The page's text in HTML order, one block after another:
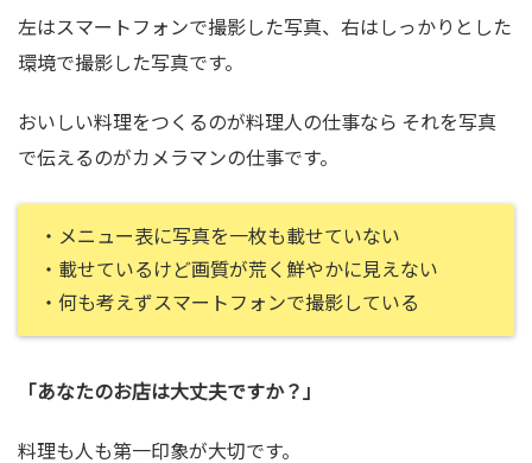
左はスマートフォンで撮影した写真、右はしっかりとした
環境で撮影した写真です。
おいしい料理をつくるのが料理人の仕事なら それを写真
で伝えるのがカメラマンの仕事です。
・メニュー表に写真を一枚も載せていない
・載せているけど画質が荒く鮮やかに見えない
・何も考えずスマートフォンで撮影している
「あなたのお店は大丈夫ですか？」
料理も人も第一印象が大切です。